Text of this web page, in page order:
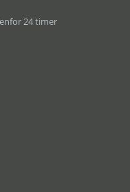
24 timer